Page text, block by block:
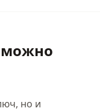
можно
но и